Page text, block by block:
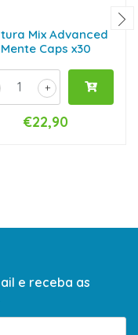
Mix Advanced
Mente Caps x30
+
€22,90
e receba as